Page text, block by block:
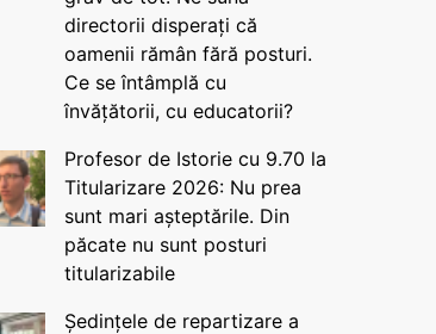
directorii disperați că
oamenii rămân fără posturi.
Ce se întâmplă cu
învățătorii, cu educatorii?
Profesor de Istorie cu 9.70 la
Titularizare 2026: Nu prea
sunt mari așteptările. Din
păcate nu sunt posturi
titularizabile
Ședințele de repartizare a